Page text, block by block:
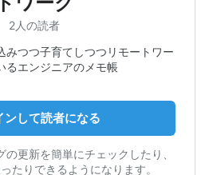
2人の読者
みつつ子育てしつつリモートワー
るエンジニアのメモ帳
ンして読者になる
更新を簡単にチェックしたり、
たりできるようになります。